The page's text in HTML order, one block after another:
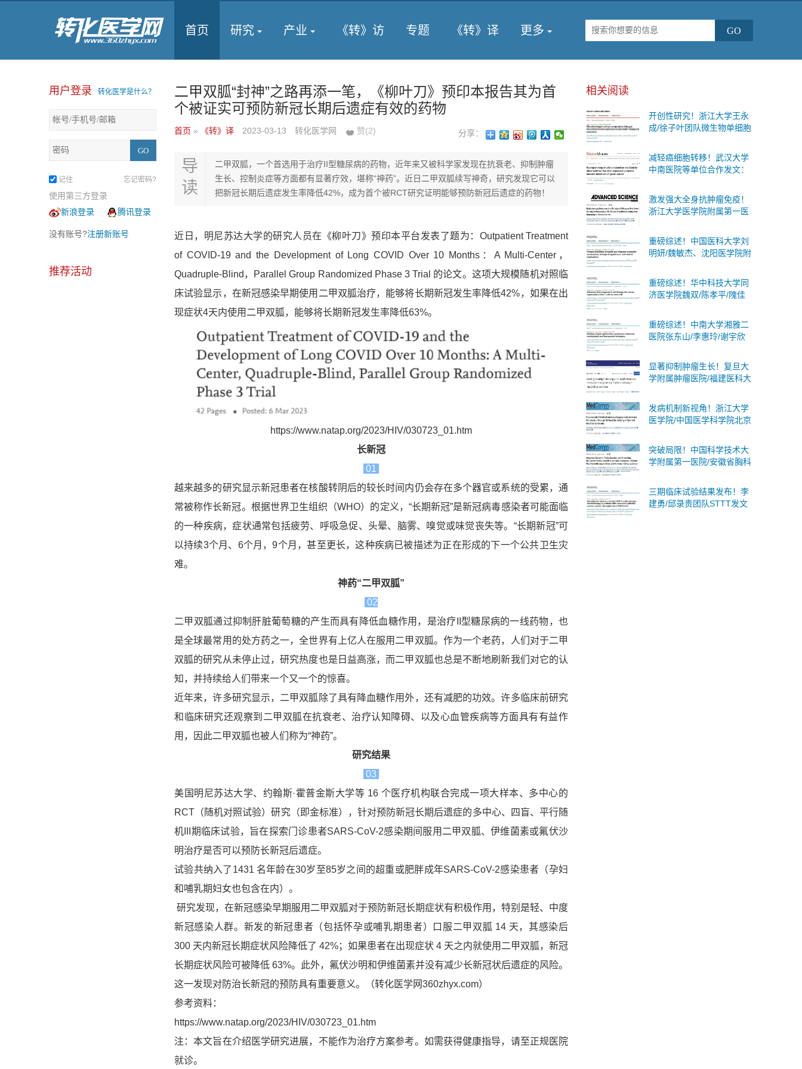
首页 研究 产业 《转》访 专题 《转》译 更多
用户登录 转化医学是什么？
记住 忘记密码?
使用第三方登录
新浪登录
腾讯登录
没有账号?注册新账号
推荐活动
二甲双胍“封神”之路再添一笔，《柳叶刀》预印本报告其为首
个被证实可预防新冠长期后遗症有效的药物
首页 » 《转》译 2023-03-13 转化医学网 赞(2) 分享：
导
读
二甲双胍，一个首选用于治疗II型糖尿病的药物，近年来又被科学家发现在抗衰老、抑制肿瘤
生长、控制炎症等方面都有显著疗效，堪称“神药”。近日二甲双胍续写神奇，研究发现它可以
把新冠长期后遗症发生率降低42%，成为首个被RCT研究证明能够预防新冠后遗症的药物！
近日，明尼苏达大学的研究人员在《柳叶刀》预印本平台发表了题为：Outpatient Treatment
of COVID-19 and the Development of Long COVID Over 10 Months：A Multi-Center，
Quadruple-Blind，Parallel Group Randomized Phase 3 Trial 的论文。这项大规模随机对照临
床试验显示，在新冠感染早期使用二甲双胍治疗，能够将长期新冠发生率降低42%，如果在出
现症状4天内使用二甲双胍，能够将长期新冠发生率降低63%。
https://www.natap.org/2023/HIV/030723_01.htm
长新冠
01
越来越多的研究显示新冠患者在核酸转阴后的较长时间内仍会存在多个器官或系统的受累，通
常被称作长新冠。根据世界卫生组织（WHO）的定义，“长期新冠”是新冠病毒感染者可能面临
的一种疾病，症状通常包括疲劳、呼吸急促、头晕、脑雾、嗅觉或味觉丧失等。“长期新冠”可
以持续3个月、6个月，9个月，甚至更长，这种疾病已被描述为正在形成的下一个公共卫生灾
难。
神药“二甲双胍”
02
二甲双胍通过抑制肝脏葡萄糖的产生而具有降低血糖作用，是治疗II型糖尿病的一线药物，也
是全球最常用的处方药之一，全世界有上亿人在服用二甲双胍。作为一个老药，人们对于二甲
双胍的研究从未停止过，研究热度也是日益高涨，而二甲双胍也总是不断地刷新我们对它的认
知，并持续给人们带来一个又一个的惊喜。
近年来，许多研究显示，二甲双胍除了具有降血糖作用外，还有减肥的功效。许多临床前研究
和临床研究还观察到二甲双胍在抗衰老、治疗认知障碍、以及心血管疾病等方面具有有益作
用，因此二甲双胍也被人们称为“神药”。
研究结果
03
美国明尼苏达大学、约翰斯·霍普金斯大学等 16 个医疗机构联合完成一项大样本、多中心的
RCT（随机对照试验）研究（即金标准），针对预防新冠长期后遗症的多中心、四盲、平行随
机III期临床试验，旨在探索门诊患者SARS-CoV-2感染期间服用二甲双胍、伊维菌素或氟伏沙
明治疗是否可以预防长新冠后遗症。
试验共纳入了1431 名年龄在30岁至85岁之间的超重或肥胖成年SARS-CoV-2感染患者（孕妇
和哺乳期妇女也包含在内）。
研究发现，在新冠感染早期服用二甲双胍对于预防新冠长期症状有积极作用，特别是轻、中度
新冠感染人群。新发的新冠患者（包括怀孕或哺乳期患者）口服二甲双胍 14 天，其感染后
300 天内新冠长期症状风险降低了 42%；如果患者在出现症状 4 天之内就使用二甲双胍，新冠
长期症状风险可被降低 63%。此外，氟伏沙明和伊维菌素并没有减少长新冠状后遗症的风险。
这一发现对防治长新冠的预防具有重要意义。
（转化医学网360zhyx.com）
参考资料：
https://www.natap.org/2023/HIV/030723_01.htm
注：本文旨在介绍医学研究进展，不能作为治疗方案参考。如需获得健康指导，请至正规医院
就诊。
相关阅读
开创性研究！浙江大学王永
成/徐子叶团队微生物单细胞
差异”与糖尿病代谢变化的内
在联系
减轻癌细胞转移！武汉大学
中南医院等单位合作发文：
策略
激发强大全身抗肿瘤免疫！
浙江大学医学院附属第一医
疗联合疗法
重磅综述！中国医科大学刘
明妍/魏敏杰、沈阳医学院附
述蛋白质乳酸化：分子机
制、生物学意义及临床意义
重磅综述！华中科技大学同
济医学院魏双/陈孝平/隗佳
从T细胞到干细胞的全面突
破与未来展望
重磅综述！中南大学湘雅二
医院张东山/李惠玲/谢宇欣
碍综合征：分子机制与治疗
策略
显著抑制肿瘤生长！复旦大
学附属肿瘤医院/福建医科大
治疗的潜在靶点
发病机制新视角！浙江大学
医学院/中国医学科学院北京
在诊断标志物和治疗靶点
突破局限！中国科学技术大
学附属第一医院/安徽省胸科
癌广泛适用且无创的策略
三期临床试验结果发布！李
建勇/邱录贵团队STTT发文